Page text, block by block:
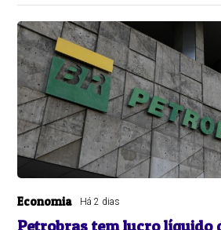
Economia Há 2 dias
Petrobras tem lucro líquido